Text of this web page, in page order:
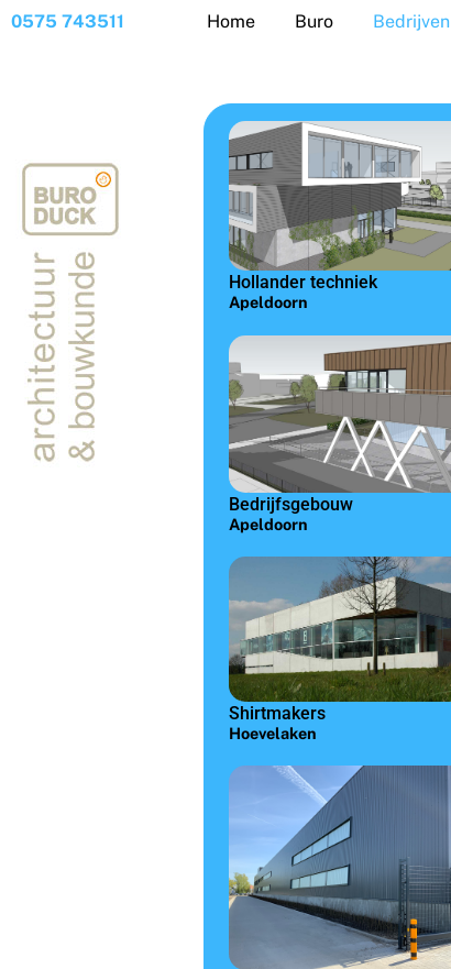
Skip
0575 743511 Home Buro Bedrijven
Hollander techniek
Apeldoorn
Bedrijfsgebouw
Apeldoorn
Shirtmakers
Hoevelaken